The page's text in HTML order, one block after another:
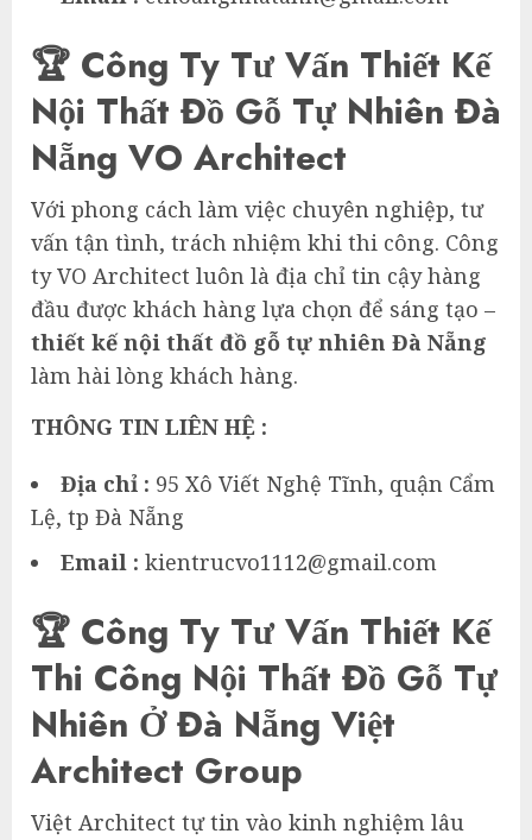
🏆 Công Ty Tư Vấn Thiết Kế
Nội Thất Đồ Gỗ Tự Nhiên Đà
Nẵng VO Architect
Với phong cách làm việc chuyên nghiệp, tư
vấn tận tình, trách nhiệm khi thi công. Công
ty VO Architect luôn là địa chỉ tin cậy hàng
đầu được khách hàng lựa chọn để sáng tạo –
thiết kế nội thất đồ gỗ tự nhiên Đà Nẵng
làm hài lòng khách hàng.
THÔNG TIN LIÊN HỆ :
Địa chỉ : 95 Xô Viết Nghệ Tĩnh, quận Cẩm
Lệ, tp Đà Nẵng
Email : kientrucvo1112@gmail.com
🏆 Công Ty Tư Vấn Thiết Kế
Thi Công Nội Thất Đồ Gỗ Tự
Nhiên Ở Đà Nẵng Việt
Architect Group
Việt Architect tự tin vào kinh nghiệm lâu